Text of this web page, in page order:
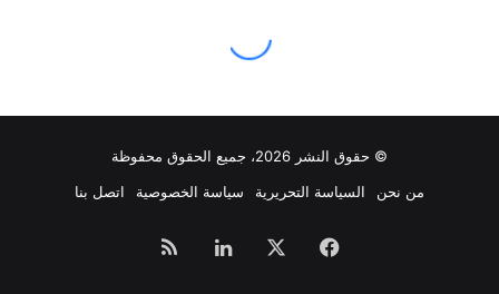
© حقوق النشر 2026، جميع الحقوق محفوظة
من نحن
السياسة التحريرية سياسة الخصوصية اتصل بنا
فيسبوك لينكدإنملخص